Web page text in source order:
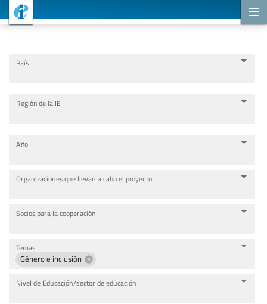
País
Región de la IE
Año
Organizaciones que llevan a cabo el proyecto
Socios para la cooperación
Temas
Género e inclusión
Nivel de Educación/sector de educación